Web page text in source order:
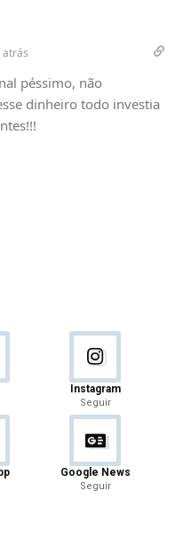
atrás
péssimo, não
dinheiro todo investia
Instagram
Seguir
Google News
Seguir